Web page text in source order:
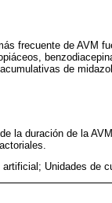
frecuente de AVM
de
la duración de la
Unidades de